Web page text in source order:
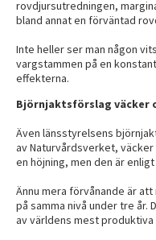
rovdjursutredningen,
bland annat en förväntad
Inte heller ser man någon
vargstammen på en
effekterna.
Björnjaktsförslag väcker
Även länsstyrelsens
av Naturvårdsverket,
en höjning, men den är
Ännu mera förvånande är
på samma nivå under tre år.
av världens mest produktiva